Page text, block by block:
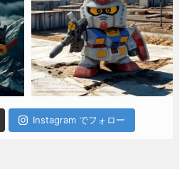
Instagram でフォロー